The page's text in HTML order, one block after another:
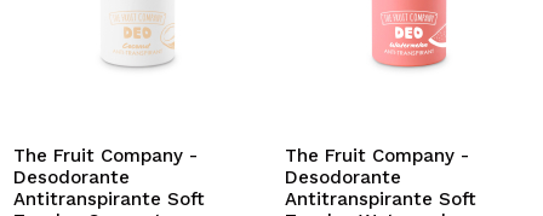
The Fruit Company -
Desodorante
Antitranspirante Soft
The Fruit Company -
Desodorante
Antitranspirante Soft